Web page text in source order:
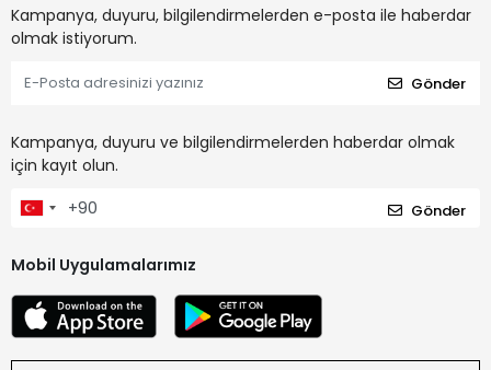
Kampanya, duyuru, bilgilendirmelerden e-posta ile haberdar
olmak istiyorum.
Gönder
Kampanya, duyuru ve bilgilendirmelerden haberdar olmak
için kayıt olun.
Gönder
Mobil Uygulamalarımız